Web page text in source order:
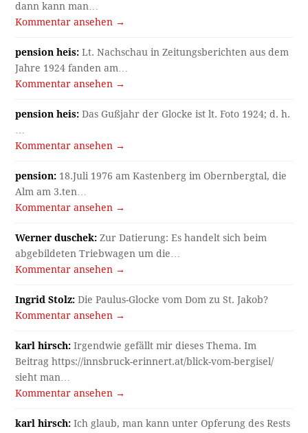
dann kann man…
Kommentar ansehen →
pension heis: Lt. Nachschau in Zeitungsberichten aus dem
Jahre 1924 fanden am…
Kommentar ansehen →
pension heis: Das Gußjahr der Glocke ist lt. Foto 1924; d. h.
…
Kommentar ansehen →
pension: 18.Juli 1976 am Kastenberg im Obernbergtal, die
Alm am 3.ten…
Kommentar ansehen →
Werner duschek: Zur Datierung: Es handelt sich beim
abgebildeten Triebwagen um die…
Kommentar ansehen →
Ingrid Stolz: Die Paulus-Glocke vom Dom zu St. Jakob?
Kommentar ansehen →
karl hirsch: Irgendwie gefällt mir dieses Thema. Im
Beitrag https://innsbruck-erinnert.at/blick-vom-bergisel/
sieht man…
Kommentar ansehen →
karl hirsch: Ich glaub, man kann unter Opferung des Rests